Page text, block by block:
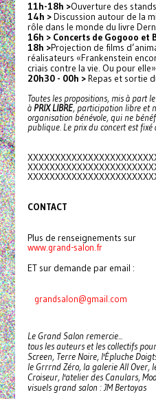
11h-18h >Ouverture des
14h >Discussion autour de la
rôle dans le monde du livre
16h > Concerts de Gogooo et
18h >Projection de films
réalisateurs «Frankenstein
criais contre la vie. Ou pour
20h30 - 00h >Repas et sortie
Toutes les propositions, mis à part
àPRIX LIBRE, participation libre et
organisation bénévole, qui ne
publique. Le prix du concert est fixé
CONTACT
Plus de renseignements sur
www.grand-salon.fr
ET sur demande par email :
grandsalon@gmail.com
Le Grand Salon remercie...
tous les auteurs et les collectifs
Screen, Terre Noire, l'Épluche
le Grrrnd Zéro, la galerie All Over,
Croiseur, l'atelier des Canulars,
visuels grand salon : JM Bertoyas